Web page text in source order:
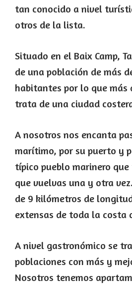
tan conocido a nivel
otros de la lista.
Situado en el Baix Camp,
de una población de más
habitantes por lo que más
trata de una ciudad
A nosotros nos encanta
marítimo, por su puerto y
típico pueblo marinero
que vuelvas una y otra
de 9 kilómetros de
extensas de toda la costa
A nivel gastronómico se
poblaciones con más y
Nosotros tenemos